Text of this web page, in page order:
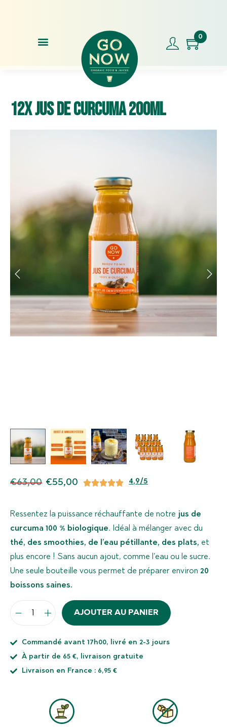
0
12x Jus de Curcuma 200ml
€63,00 €55,00 4,9/5
Ressentez la puissance réchauffante de notre jus de
curcuma 100 % biologique. Idéal à mélanger avec du
thé, des smoothies, de l’eau pétillante, des plats, et
plus encore ! Sans aucun ajout, comme l’eau ou le sucre.
Une seule bouteille vous permet de préparer environ 20
boissons saines.
AJOUTER AU PANIER
Commandé avant 17h00, livré en 2-3 jours
À partir de 65 €, livraison gratuite
Livraison en France : 6,95 €